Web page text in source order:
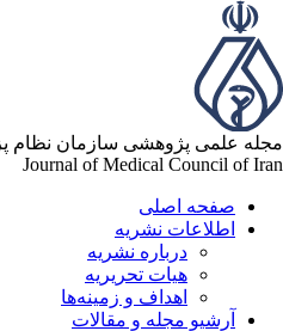
مجله علمی پژوهشی سازمان نظام
Journal of Medical Council of Iran
صفحه اصلی
اطلاعات نشریه
درباره نشریه
هیات تحریریه
اهداف و زمینه‌ها
آرشیو مجله و مقالات